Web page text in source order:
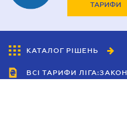
ТАРИФИ
КАТАЛОГ РІШЕНЬ
ВСІ ТАРИФИ ЛІГА:ЗАКОН